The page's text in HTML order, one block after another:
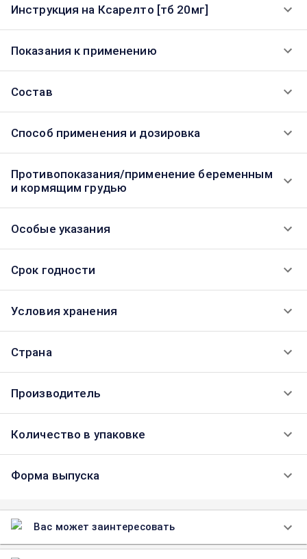
Инструкция на Ксарелто [тб 20мг]
Показания к применению
Состав
Способ применения и дозировка
Противопоказания/применение беременным
и кормящим грудью
Особые указания
Срок годности
Условия хранения
Страна
Производитель
Количество в упаковке
Форма выпуска
Вас может заинтересовать